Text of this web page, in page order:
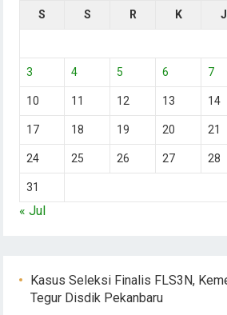
S
S R K J
3 4 5 6 7
10 11 12 13 14
17 18 19 20 21
24 25 26 27 28
31
« Jul
Kasus Seleksi Finalis FLS3N,
Tegur Disdik Pekanbaru